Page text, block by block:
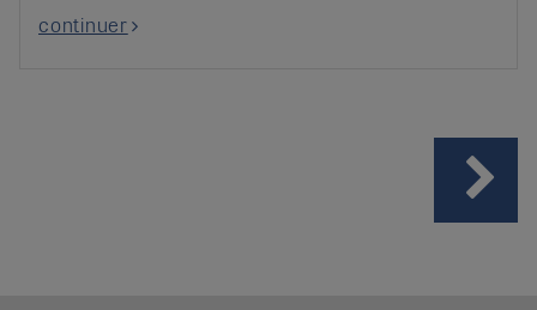
continuer